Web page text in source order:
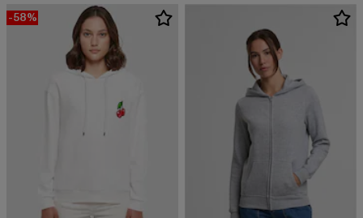
-58%